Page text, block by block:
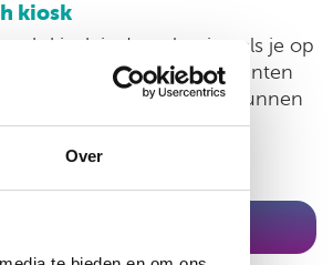
Over
kiosk
kiosk is de oplossing als je op
bent naar een zuil waar klanten
met contant geld kunnen